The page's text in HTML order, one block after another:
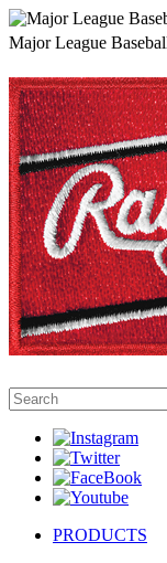
Major League
PRODUCTS